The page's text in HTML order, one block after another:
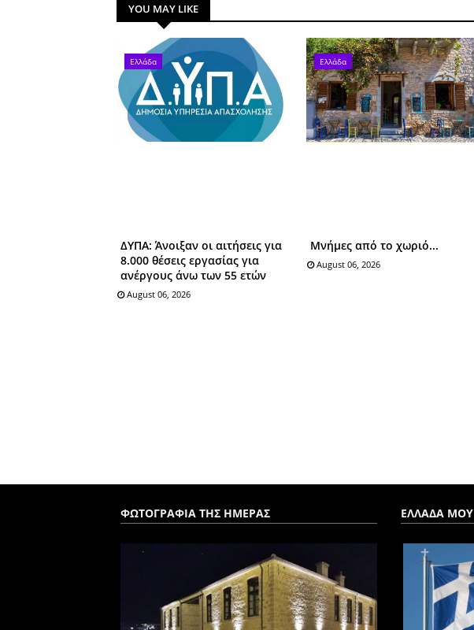
YOU MAY LIKE
Ελλάδα
ΔΥΠΑ: Άνοιξαν οι αιτήσεις για
8.000 θέσεις εργασίας για
ανέργους άνω των 55 ετών
August 06, 2026
Ελλάδα
Μνήμες από το χωριό...
August 06, 2026
ΦΩΤΟΓΡΑΦΙΑ ΤΗΣ ΗΜΕΡΑΣ ΕΛΛΑΔΑ ΜΟΥ